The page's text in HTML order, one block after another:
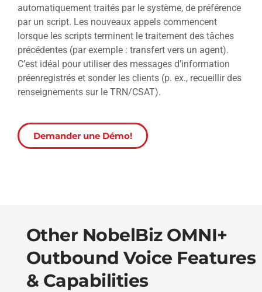
automatiquement traités par le système, de préférence
par un script. Les nouveaux appels commencent
lorsque les scripts terminent le traitement des tâches
précédentes (par exemple : transfert vers un agent).
C’est idéal pour utiliser des messages d’information
préenregistrés et sonder les clients (p. ex., recueillir des
renseignements sur le TRN/CSAT).
Demander une Démo!
Other NobelBiz OMNI+
Outbound Voice Features
& Capabilities